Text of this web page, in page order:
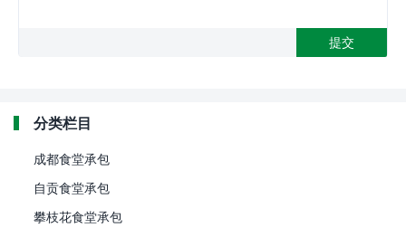
分类栏目
成都食堂承包
自贡食堂承包
攀枝花食堂承包